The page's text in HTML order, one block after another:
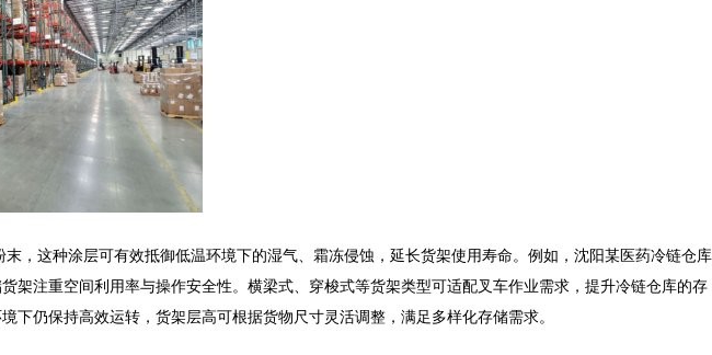
，这种涂层可有效抵御低温环境下的湿气、霜冻侵蚀，延长货架使用寿命。例如，沈阳某医药冷链仓库
架注重空间利用率与操作安全性。横梁式、穿梭式等货架类型可适配叉车作业需求，提升冷链仓库的存
仍保持高效运转，货架层高可根据货物尺寸灵活调整，满足多样化存储需求。